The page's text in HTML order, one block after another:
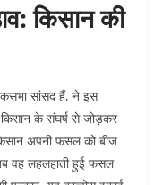
किसान की
सांसद हैं, ने इस
के संघर्ष से जोड़कर
अपनी फसल को बीज
वह लहलहाती हुई फसल